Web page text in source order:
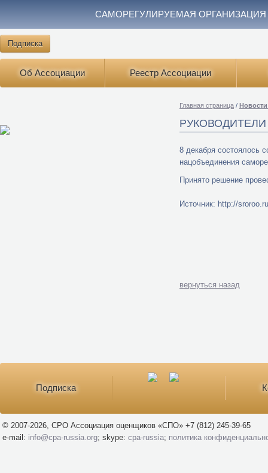
САМОРЕГУЛИРУЕМАЯ
Подписка
Об Ассоциации Реестр Ассоциации
Главная страница /
8 декабря состоялось
нацобъединения
Принято решение
Источник: http://
вернуться назад
Подписка
© 2007-2026, СРО Ассоциация оценщиков «СПО» +7 (812) 245-39-65
e-mail: info@cpa-russia.org; skype: cpa-russia; политика